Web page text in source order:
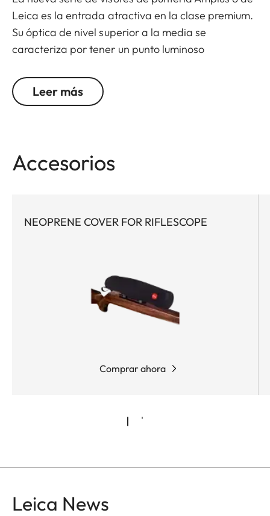
Leica es la entrada atractiva en la clase premium.
Su óptica de nivel superior a la media se
caracteriza por tener un punto luminoso
pupila de salida. Su robusta construcción
predestina a Leica Amplus 6 a un uso sin
garantiza un manejo seguro y flexible en el
Leer más
Accesorios
NEOPRENE COVER FOR RIFLESCOPE
Comprar ahora
Leica News